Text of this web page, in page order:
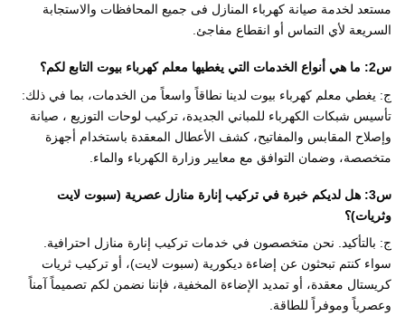
مستعد لخدمة صيانة كهرباء المنازل فى جميع المحافظات والاستجابة
السريعة لأي التماس أو انقطاع مفاجئ.
س2: ما هي أنواع الخدمات التي يغطيها معلم كهرباء بيوت التابع لكم؟
ج: يغطي معلم كهرباء بيوت لدينا نطاقاً واسعاً من الخدمات، بما في ذلك:
تأسيس شبكات الكهرباء للمباني الجديدة، تركيب لوحات التوزيع ، صيانة
وإصلاح المقابس والمفاتيح، كشف الأعطال المعقدة باستخدام أجهزة
متخصصة، وضمان التوافق مع معايير وزارة الكهرباء والماء.
س3: هل لديكم خبرة في تركيب إنارة منازل عصرية (سبوت لايت
وثريات)؟
ج: بالتأكيد. نحن متخصصون في خدمات تركيب إنارة منازل احترافية.
سواء كنتم تبحثون عن إضاءة ديكورية (سبوت لايت)، أو تركيب ثريات
كريستال معقدة، أو تمديد الإضاءة المخفية، فإننا نضمن لكم تصميماً آمناً
وعصرياً وموفراً للطاقة.